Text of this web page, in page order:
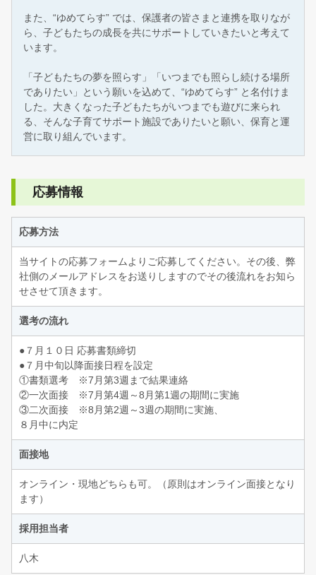
また、“ゆめてらす” では、保護者の皆さまと連携を取りなが
ら、子どもたちの成長を共にサポートしていきたいと考えて
います。
「子どもたちの夢を照らす」「いつまでも照らし続ける場所
でありたい」という願いを込めて、“ゆめてらす” と名付けま
した。大きくなった子どもたちがいつまでも遊びに来られ
る、そんな子育てサポート施設でありたいと願い、保育と運
営に取り組んでいます。
応募情報
応募方法
当サイトの応募フォームよりご応募してください。その後、弊
社側のメールアドレスをお送りしますのでその後流れをお知ら
せさせて頂きます。
選考の流れ
●７月１０日 応募書類締切
●７月中旬以降面接日程を設定
①書類選考 ※7月第3週まで結果連絡
②一次面接 ※7月第4週～8月第1週の期間に実施
③二次面接 ※8月第2週～3週の期間に実施、
８月中に内定
面接地
オンライン・現地どちらも可。（原則はオンライン面接となり
ます）
採用担当者
八木